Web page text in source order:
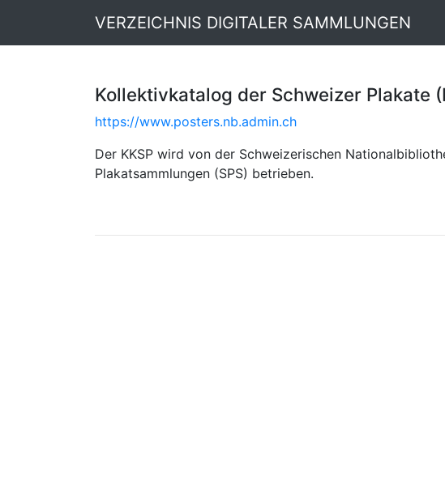
VERZEICHNIS DIGITALER SAMMLUNGEN
Kollektivkatalog der Schweizer Plakate
https://www.posters.nb.admin.ch
Der KKSP wird von der Schweizerischen
Plakatsammlungen (SPS) betrieben.